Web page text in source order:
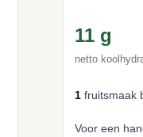
11 g
netto
1 fruitsmaak
Voor een